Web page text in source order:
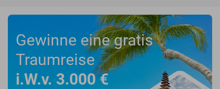
Gewinne eine gratis
Traumreise
i.W.v. 3.000 €